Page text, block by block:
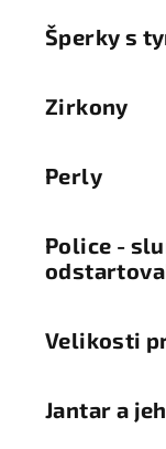
Šperky s
Zirkony
Perly
Police -
Velikosti
Jantar a